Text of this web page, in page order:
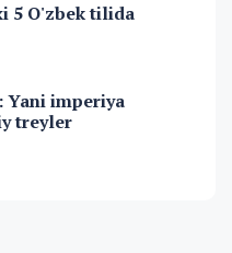
5 O'zbek tilida
Yani imperiya
treyler